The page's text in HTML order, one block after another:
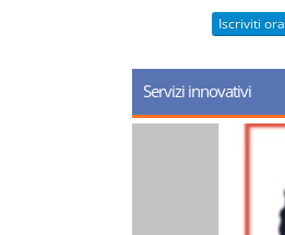
Iscriviti ora
Servizi innovativi